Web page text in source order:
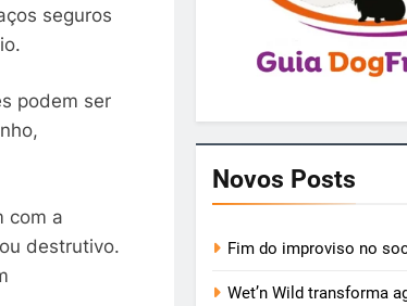
seguros
podem ser
com a
destrutivo.
Novos Posts
Fim do improviso no
Wet’n Wild transforma